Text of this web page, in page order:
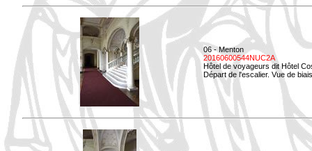
06 - Menton
20160600544NUC2A
Hôtel de voyageurs dit Hôtel
Départ de l'escalier. Vue de